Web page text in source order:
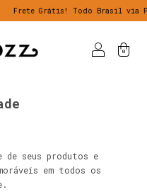
Grátis! Todo Brasil via PAC em
0
de seus produtos e
em todos os